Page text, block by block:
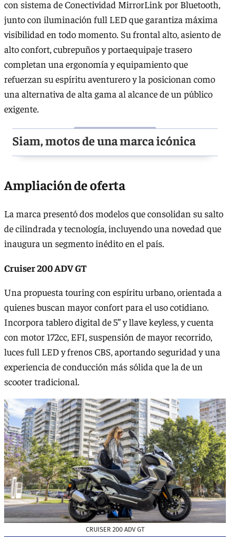
con sistema de Conectividad MirrorLink por Bluetooth,
junto con iluminación full LED que garantiza máxima
visibilidad en todo momento. Su frontal alto, asiento de
alto confort, cubrepuños y portaequipaje trasero
completan una ergonomía y equipamiento que
refuerzan su espíritu aventurero y la posicionan como
una alternativa de alta gama al alcance de un público
exigente.
Siam, motos de una marca icónica
Ampliación de oferta
La marca presentó dos modelos que consolidan su salto
de cilindrada y tecnología, incluyendo una novedad que
inaugura un segmento inédito en el país.
Cruiser 200 ADV GT
Una propuesta touring con espíritu urbano, orientada a
quienes buscan mayor confort para el uso cotidiano.
Incorpora tablero digital de 5’’ y llave keyless, y cuenta
con motor 172cc, EFI, suspensión de mayor recorrido,
luces full LED y frenos CBS, aportando seguridad y una
experiencia de conducción más sólida que la de un
scooter tradicional.
CRUISER 200 ADV GT